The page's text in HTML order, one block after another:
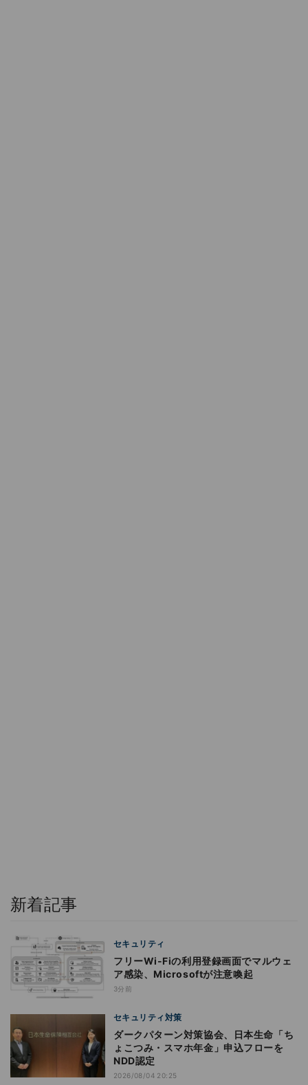
新着記事
セキュリティ
フリーWi-Fiの利用登録画面でマルウェ
ア感染、Microsoftが注意喚起
3分前
セキュリティ対策
ダークパターン対策協会、日本生命「ち
ょこつみ・スマホ年金」申込フローを
NDD認定
2026/08/04 20:25